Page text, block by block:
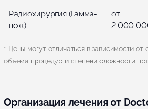
Радиохирургия (Гамма-
нож)
от
2 000
* Цены могут отличаться в зависимости от
объёма процедур и степени сложности
Организация лечения от